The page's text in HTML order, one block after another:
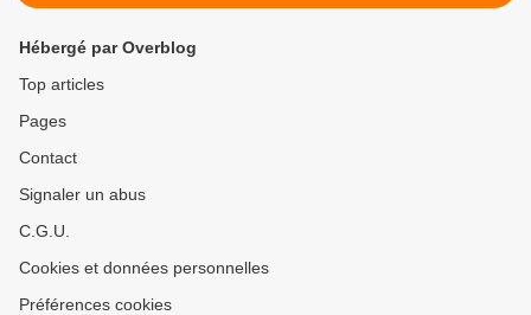
Hébergé par Overblog
Top articles
Pages
Contact
Signaler un abus
C.G.U.
Cookies et données personnelles
Préférences cookies